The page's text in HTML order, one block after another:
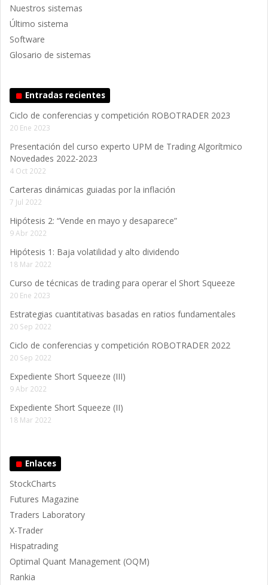
Nuestros sistemas
Último sistema
Software
Glosario de sistemas
Entradas recientes
Ciclo de conferencias y competición ROBOTRADER 2023
20 Ene 2023
Presentación del curso experto UPM de Trading Algorítmico
Novedades 2022-2023
4 Oct 2022
Carteras dinámicas guiadas por la inflación
7 Jul 2022
Hipótesis 2: “Vende en mayo y desaparece”
9 Abr 2022
Hipótesis 1: Baja volatilidad y alto dividendo
18 Mar 2022
Curso de técnicas de trading para operar el Short Squeeze
20 Ene 2023
Estrategias cuantitativas basadas en ratios fundamentales
20 Sep 2022
Ciclo de conferencias y competición ROBOTRADER 2022
20 Sep 2022
Expediente Short Squeeze (III)
9 Abr 2022
Expediente Short Squeeze (II)
18 Mar 2022
Enlaces
StockCharts
Futures Magazine
Traders Laboratory
X-Trader
Hispatrading
Optimal Quant Management (OQM)
Rankia